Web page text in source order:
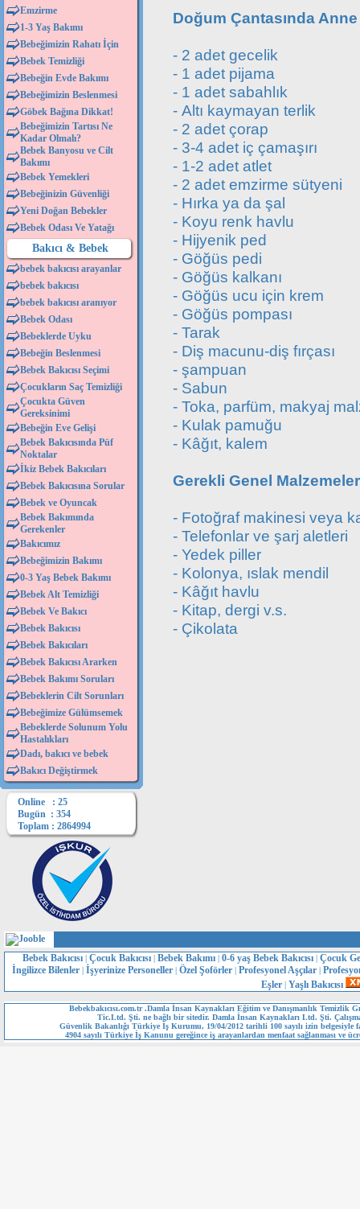
Emzirme
1-3 Yaş Bakımı
Bebeğimizin Rahatı İçin
Bebek Temizliği
Bebeğin Evde Bakımı
Bebeğimizin Beslenmesi
Göbek Bağına Dikkat!
Bebeğimizin Tartısı Ne
Kadar Olmalı?
Bebek Banyosu ve Cilt
Bakımı
Bebek Yemekleri
Bebeğinizin Güvenliği
Yeni Doğan Bebekler
Bebek Odası Ve Yatağı
Bakıcı & Bebek
bebek bakıcısı arayanlar
bebek bakıcısı
bebek bakıcısı aranıyor
Bebek Odası
Bebeklerde Uyku
Bebeğin Beslenmesi
Bebek Bakıcısı Seçimi
Çocukların Saç Temizliği
Çocukta Güven
Gereksinimi
Bebeğin Eve Gelişi
Bebek Bakıcısında Püf
Noktalar
İkiz Bebek Bakıcıları
Bebek Bakıcısına Sorular
Bebek ve Oyuncak
Bebek Bakımında
Gerekenler
Bakıcımız
Bebeğimizin Bakımı
0-3 Yaş Bebek Bakımı
Bebek Alt Temizliği
Bebek Ve Bakıcı
Bebek Bakıcısı
Bebek Bakıcıları
Bebek Bakıcısı Ararken
Bebek Bakımı Soruları
Bebeklerin Cilt Sorunları
Bebeğimize Gülümsemek
Bebeklerde Solunum Yolu
Hastalıkları
Dadı, bakıcı ve bebek
Bakıcı Değiştirmek
Online : 25
Bugün : 354
Toplam : 2864994
Doğum Çantasında
- 2 adet gecelik
- 1 adet pijama
- 1 adet sabahlık
- Altı kaymayan terlik
- 2 adet çorap
- 3-4 adet iç çamaşırı
- 1-2 adet atlet
- 2 adet emzirme sütyeni
- Hırka ya da şal
- Koyu renk havlu
- Hijyenik ped
- Göğüs pedi
- Göğüs kalkanı
- Göğüs ucu için krem
- Göğüs pompası
- Tarak
- Diş macunu-diş fırçası
- şampuan
- Sabun
- Toka, parfüm, makyaj
- Kulak pamuğu
- Kâğıt, kalem
Gerekli Genel Malzemeler
- Fotoğraf makinesi veya
- Telefonlar ve şarj aletleri
- Yedek piller
- Kolonya, ıslak mendil
- Kâğıt havlu
- Kitap, dergi v.s.
- Çikolata
Bebek Bakıcısı | Çocuk Bakıcısı | Bebek Bakımı | 0-6 yaş Bebek Bakıcısı | Çocuk
İngilizce Bilenler | İşyerinize Personeller | Özel Şoförler | Profesyonel Aşçılar |
Eşler| Yaşlı Bakıcısı
Bebekbakıcısı.com.tr .Damla İnsan Kaynakları Eğitim ve Danışmanlık Temizlik
Tic.Ltd. Şti. ne bağlı bir sitedir. Damla İnsan Kaynakları Ltd. Şti.
Güvenlik Bakanlığı Türkiye İş Kurumu, 19/04/2012 tarihli 100 sayılı izin belgesiyle
4904 sayılı Türkiye İş Kanunu gereğince iş arayanlardan menfaat sağlanması ve